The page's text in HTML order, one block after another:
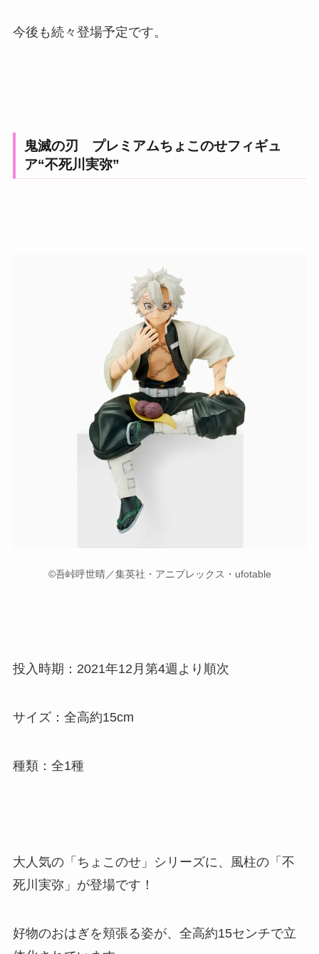
今後も続々登場予定です。
鬼滅の刃 プレミアムちょこのせフィギュ
ア“不死川実弥”
©吾峠呼世晴／集英社・アニプレックス・ufotable
投入時期：2021年12月第4週より順次
サイズ：全高約15cm
種類：全1種
大人気の「ちょこのせ」シリーズに、風柱の「不
死川実弥」が登場です！
好物のおはぎを頬張る姿が、全高約15センチで立